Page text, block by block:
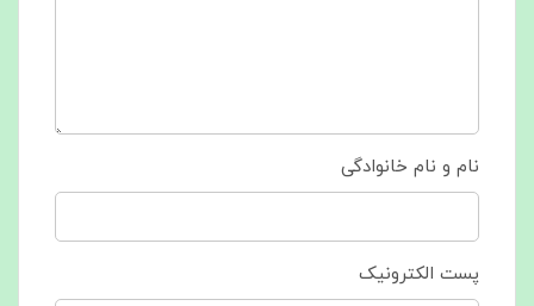
نام و نام خانوادگی
پست الکترونیک